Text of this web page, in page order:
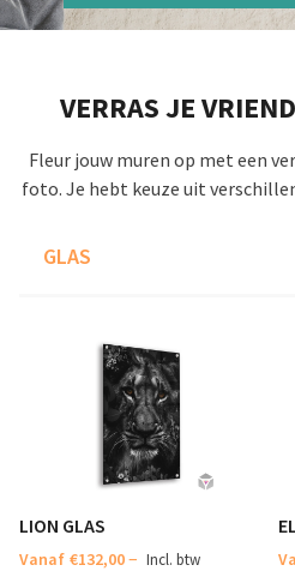
VERRAS JE
Fleur jouw muren op met een
foto. Je hebt keuze uit
GLAS
LION GLAS
Vanaf €132,00– Incl. btw